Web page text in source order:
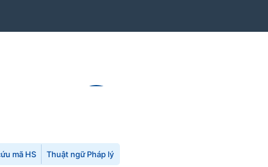
mã HS Thuật ngữ Pháp lý